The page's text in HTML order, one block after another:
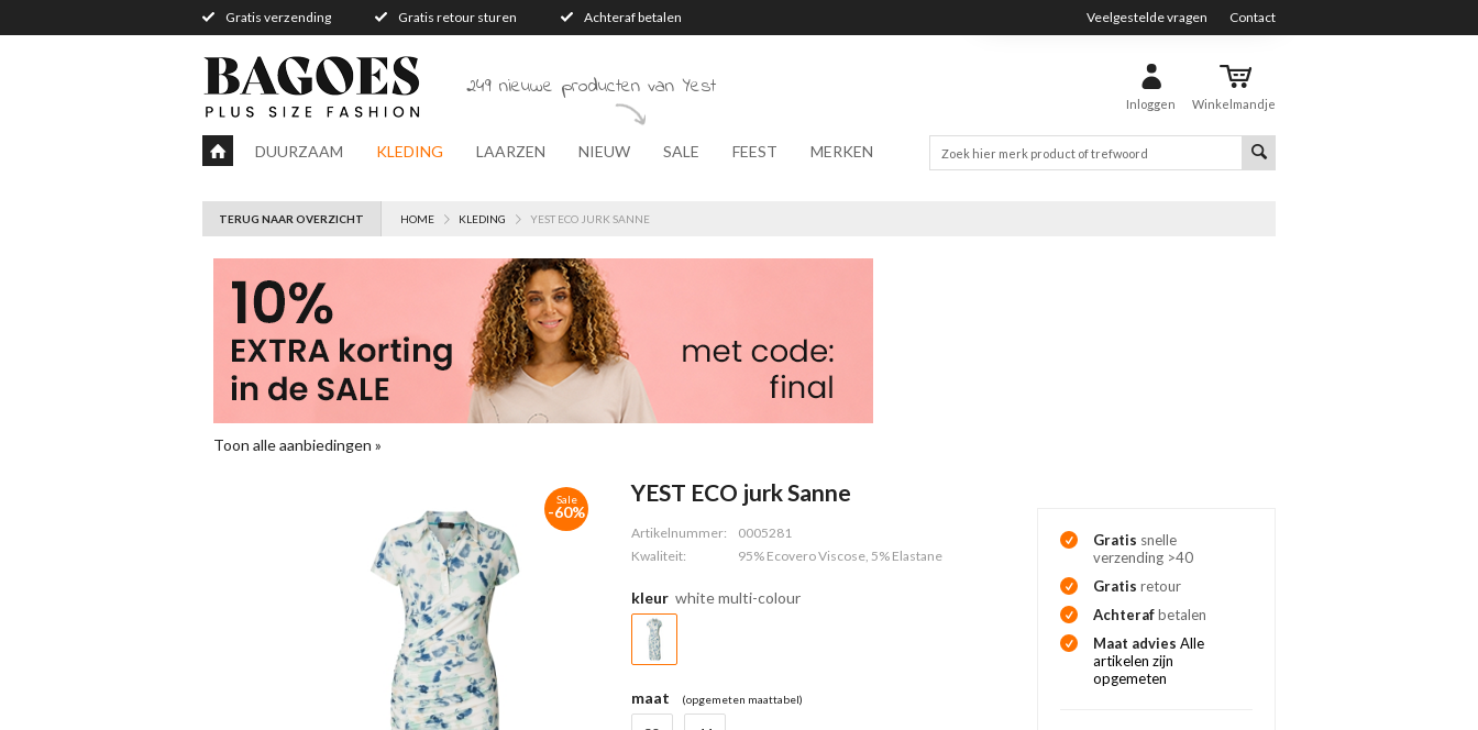
Gratis verzending Gratis retour sturen Achteraf betalen Veelgestelde vragen Contact
Inloggen Winkelmandje
249 nieuwe producten van Yest
DUURZAAM KLEDING LAARZEN NIEUW SALE FEEST MERKEN
TERUG NAAR OVERZICHT HOME KLEDING YEST ECO JURK SANNE
Toon alle aanbiedingen »
Sale
-60%
YEST ECO jurk Sanne
Artikelnummer:
0005281
Kwaliteit:
95% Ecovero Viscose, 5% Elastane
kleur white multi-colour
maat (opgemeten maattabel)
Gratis snelle
verzending >40
Gratis retour
Achterafbetalen
Maat adviesAlle
artikelen zijn
opgemeten